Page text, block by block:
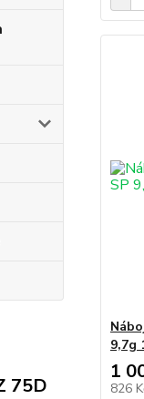
75D
9,7g
1
826